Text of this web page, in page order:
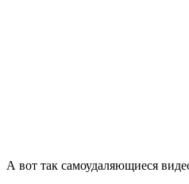
А вот так самоудаляющиеся